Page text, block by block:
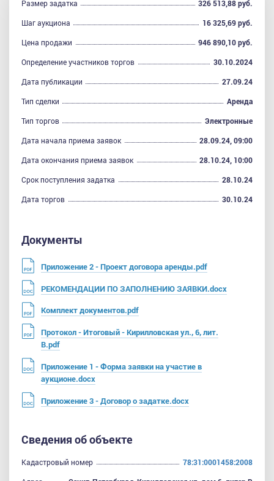
Размер задатка
326 513,88 руб.
Шаг аукциона
16 325,69 руб.
Цена продажи
946 890,10 руб.
Определение участников торгов
30.10.2024
Дата публикации
27.09.24
Тип сделки
Аренда
Тип торгов
Электронные
Дата начала приема заявок
28.09.24, 09:00
Дата окончания приема заявок
28.10.24, 10:00
Срок поступления задатка
28.10.24
Дата торгов
30.10.24
Документы
Приложение 2 - Проект договора аренды.pdf
РЕКОМЕНДАЦИИ ПО ЗАПОЛНЕНИЮ ЗАЯВКИ.docx
Комплект документов.pdf
Протокол - Итоговый - Кирилловская ул., 6, лит.
В.pdf
Приложение 1 - Форма заявки на участие в
аукционе.docx
Приложение 3 - Договор о задатке.docx
Сведения об объекте
Кадастровый номер
78:31:0001458:2008